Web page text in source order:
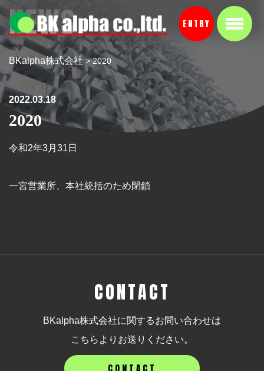
ENTRY
NEWS
BKalpha株式会社 >2020
2022.03.18
2020
令和2年3月31日
一宮営業所、本社統括のため閉鎖
CONTACT
BKalpha株式会社に関するお問い合わせは
こちらよりお送りください。